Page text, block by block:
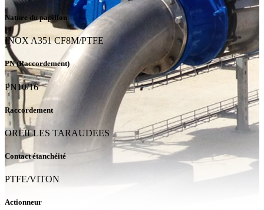
Nature du papillon
INOX A351 CF8M/PTFE
PN (Raccordement)
PN10/16
Raccordement
OREILLES TARAUDEES
Contact étanchéité
PTFE/VITON
Actionneur